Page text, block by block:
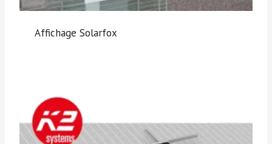
Affichage Solarfox